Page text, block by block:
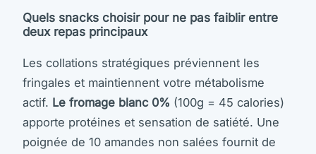
Quels snacks choisir pour ne pas faiblir entre
deux repas principaux
Les collations stratégiques préviennent les
fringales et maintiennent votre métabolisme
actif. Le fromage blanc 0% (100g = 45 calories)
apporte protéines et sensation de satiété. Une
poignée de 10 amandes non salées fournit de